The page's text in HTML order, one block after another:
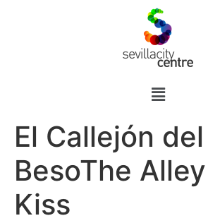
El Callejón del
BesoThe
Kiss